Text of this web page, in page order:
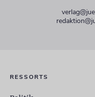
RESSORTS